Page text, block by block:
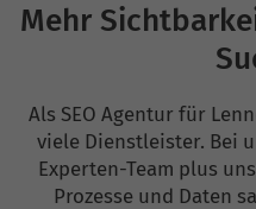
Mehr
Als SEO Agentur für
viele Dienstleister. Bei
Experten-Team plus
Prozesse und Daten